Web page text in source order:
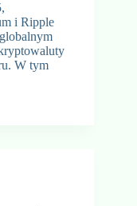
i Ripple
W tym